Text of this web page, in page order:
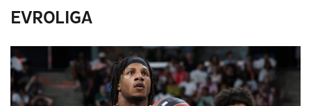
EVROLIGA